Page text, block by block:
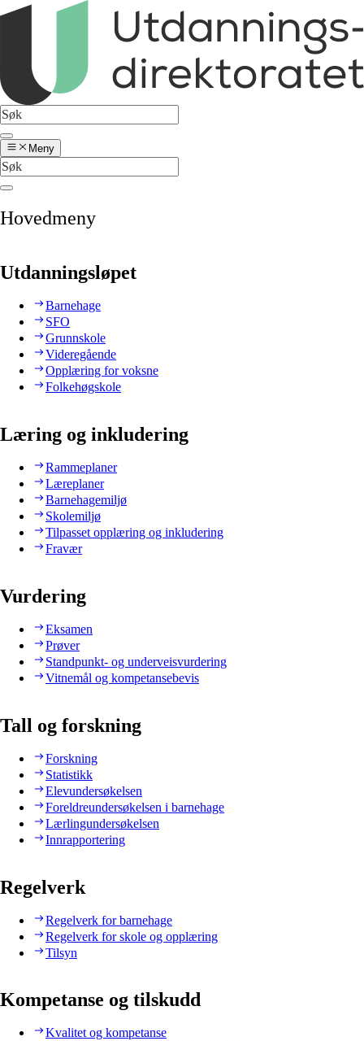
Meny
Hovedmeny
Utdanningsløpet
Barnehage
SFO
Grunnskole
Videregående
Opplæring for voksne
Folkehøgskole
Læring og inkludering
Rammeplaner
Læreplaner
Barnehagemiljø
Skolemiljø
Tilpasset opplæring og inkludering
Fravær
Vurdering
Eksamen
Prøver
Standpunkt- og underveisvurdering
Vitnemål og kompetansebevis
Tall og forskning
Forskning
Statistikk
Elevundersøkelsen
Foreldreundersøkelsen i barnehage
Lærlingundersøkelsen
Innrapportering
Regelverk
Regelverk for barnehage
Regelverk for skole og opplæring
Tilsyn
Kompetanse og tilskudd
Kvalitet og kompetanse